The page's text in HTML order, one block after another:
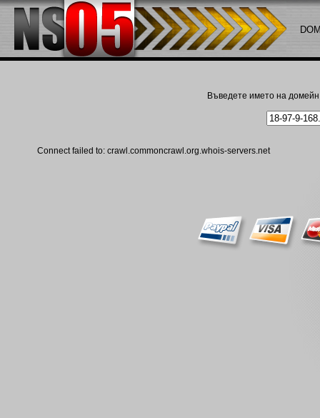
Въведете името на
Connect failed to: crawl.commoncrawl.org.whois-servers.net